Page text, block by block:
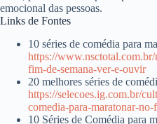
emocional das pessoas.
Links de Fontes
10 séries de comédia para
https://www.nsctotal.com.br/
fim-de-semana-ver-e-ouvir
20 melhores séries de
https://selecoes.ig.com.br/
comedia-para-maratonar-no-
10 Séries de Comédia para